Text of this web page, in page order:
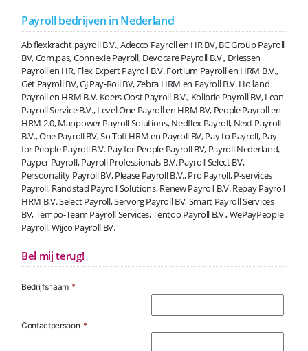
Payroll bedrijven in Nederland
Ab flexkracht payroll B.V., Adecco Payroll en HR BV, BC Group Payroll
BV, Com.pas, Connexie Payroll, Devocare Payroll B.V., Driessen
Payroll en HR, Flex Expert Payroll B.V. Fortium Payroll en HRM B.V.,
Get Payroll BV, GJ Pay-Roll BV, Zebra HRM en Payroll B.V. Holland
Payroll en HRM B.V. Koers Oost Payroll B.V., Kolibrie Payroll BV, Lean
Payroll Service B.V., Level One Payroll en HRM BV, People Payroll en
HRM 2.0, Manpower Payroll Solutions, Nedflex Payroll, Next Payroll
B.V., One Payroll BV, So Toff HRM en Payroll BV, Pay to Payroll, Pay
for People Payroll B.V. Pay for People Payroll BV, Payroll Nederland,
Payper Payroll, Payroll Professionals B.V. Payroll Select BV,
Persoonality Payroll BV, Please Payroll B.V., Pro Payroll, P-services
Payroll, Randstad Payroll Solutions, Renew Payroll B.V. Repay Payroll
HRM B.V. Select Payroll, Servorg Payroll BV, Smart Payroll Services
BV, Tempo-Team Payroll Services, Tentoo Payroll B.V., WePayPeople
Payroll, Wijco Payroll BV.
Bel mij terug!
Bedrijfsnaam *
Contactpersoon *